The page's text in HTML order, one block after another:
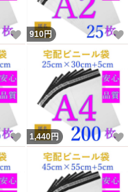
いいね！
910円
いいね！
1,440円